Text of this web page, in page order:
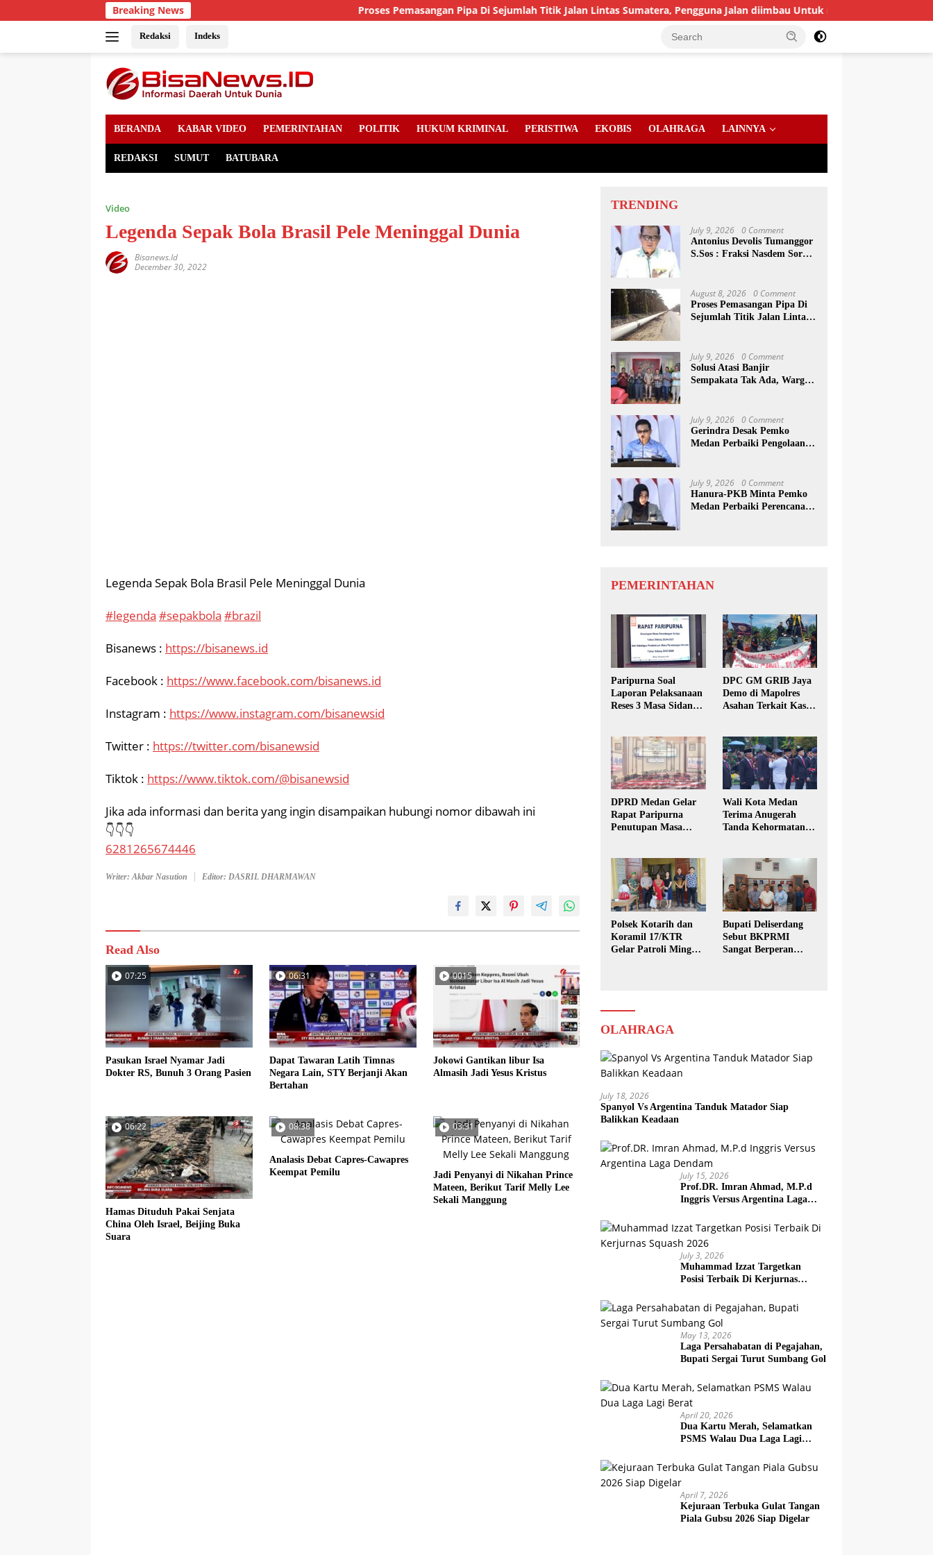
to
Breaking News Proses Pemasangan Pipa Di Sejumlah Titik Jalan Lintas Sumatera, Pengguna Jalan diimbau Untuk meningkatkan Kewaspadaan
Redaksi Indeks
BERANDA KABAR VIDEO PEMERINTAHAN POLITIK HUKUM KRIMINAL PERISTIWA EKOBIS OLAHRAGA LAINNYA
REDAKSI SUMUT BATUBARA
Video
Legenda Sepak Bola Brasil Pele Meninggal Dunia
Bisanews.id
December 30, 2022
Legenda Sepak Bola Brasil Pele Meninggal Dunia
#legenda #sepakbola #brazil
Bisanews : https://bisanews.id
Facebook : https://www.facebook.com/bisanews.id
Instagram : https://www.instagram.com/bisanewsid
Twitter : https://twitter.com/bisanewsid
Tiktok : https://www.tiktok.com/@bisanewsid
Jika ada informasi dan berita yang ingin disampaikan hubungi nomor dibawah ini
👇👇👇
6281265674446
Writer: Akbar Nasution Editor: DASRIL DHARMAWAN
Read Also
07:25
Pasukan Israel Nyamar Jadi
Dokter RS, Bunuh 3 Orang Pasien
06:31
Dapat Tawaran Latih Timnas
Negara Lain, STY Berjanji Akan
Bertahan
0015
Jokowi Gantikan libur Isa
Almasih Jadi Yesus Kristus
06:22
Hamas Dituduh Pakai Senjata
China Oleh Israel, Beijing Buka
Suara
08:38
Analasis Debat Capres-Cawapres
Keempat Pemilu
03:31
Jadi Penyanyi di Nikahan Prince
Mateen, Berikut Tarif Melly Lee
Sekali Manggung
TRENDING
July 9, 2026 0 Comment
Antonius Devolis Tumanggor
S.Sos : Fraksi Nasdem Soroti
August 8, 2026 0 Comment
Proses Pemasangan Pipa Di
Sejumlah Titik Jalan Lintas
meningkatkan Kewaspadaan
July 9, 2026 0 Comment
Solusi Atasi Banjir
Sempakata Tak Ada, Warga
July 9, 2026 0 Comment
Gerindra Desak Pemko
Medan Perbaiki Pengolaan
July 9, 2026 0 Comment
Hanura-PKB Minta Pemko
Medan Perbaiki Perencanaan
PEMERINTAHAN
Paripurna Soal
Laporan Pelaksanaan
Reses 3 Masa Sidang
DPC GM GRIB Jaya
Demo di Mapolres
Asahan Terkait Kasus
DPRD Medan Gelar
Rapat Paripurna
Penutupan Masa
Wali Kota Medan
Terima Anugerah
Tanda Kehormatan
Polsek Kotarih dan
Koramil 17/KTR
Gelar Patroli Minggu
Bupati Deliserdang
Sebut BKPRMI
Sangat Berperan
OLAHRAGA
July 18, 2026
Spanyol Vs Argentina Tanduk Matador Siap
Balikkan Keadaan
July 15, 2026
Prof.DR. Imran Ahmad, M.P.d
Inggris Versus Argentina Laga
July 3, 2026
Muhammad Izzat Targetkan
Posisi Terbaik Di Kerjurnas
May 13, 2026
Laga Persahabatan di Pegajahan,
Bupati Sergai Turut Sumbang Gol
April 20, 2026
Dua Kartu Merah, Selamatkan
PSMS Walau Dua Laga Lagi
April 7, 2026
Kejuraan Terbuka Gulat Tangan
Piala Gubsu 2026 Siap Digelar